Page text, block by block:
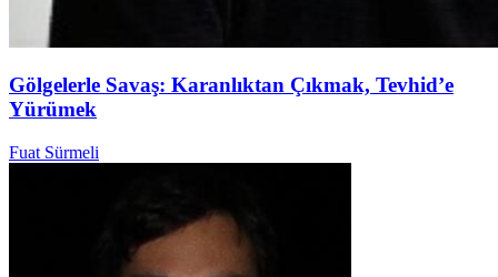
Gölgelerle Savaş: Karanlıktan Çıkmak, Tevhid’e
Yürümek
Fuat Sürmeli